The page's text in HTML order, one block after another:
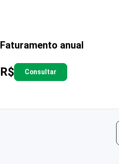
Faturamento anual
R$ Consultar